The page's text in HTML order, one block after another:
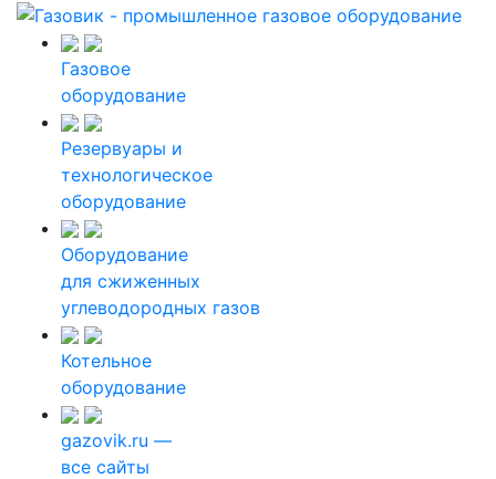
Газовое
оборудование
Резервуары и
технологическое
оборудование
Оборудование
для сжиженных
углеводородных газов
Котельное
оборудование
gazovik.ru —
все сайты